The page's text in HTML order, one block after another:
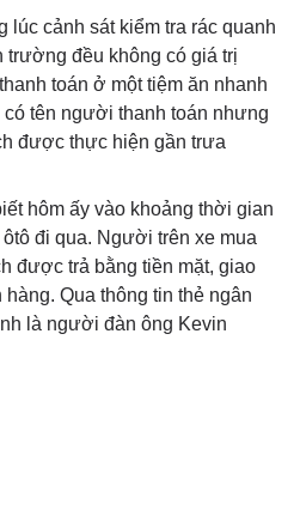
lúc cảnh sát kiểm tra rác quanh
trường đều không có giá trị
toán ở một tiệm ăn nhanh
tên người thanh toán nhưng
được thực hiện gần trưa
hôm ấy vào khoảng thời gian
đi qua. Người trên xe mua
được trả bằng tiền mặt, giao
Qua thông tin thẻ ngân
là người đàn ông Kevin